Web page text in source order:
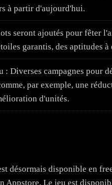
à partir d'aujourd'hui.
seront ajoutés pour fêter
garantis, des aptitudes
: Diverses campagnes pour
par exemple, une
d'unités.
désormais disponible en
Appstore. Le jeu est